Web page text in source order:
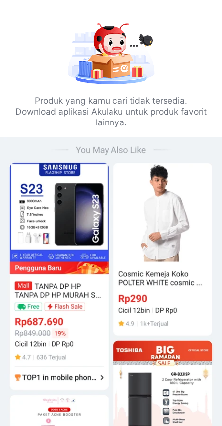
Produk yang kamu cari tidak tersedia.
Download aplikasi Akulaku untuk produk favorit
lainnya.